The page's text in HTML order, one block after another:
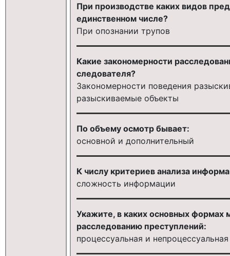
При производстве каких видов
единственном числе?
При опознании трупов
Какие закономерности
следователя?
Закономерности поведения
разыскиваемые объекты
По объему осмотр бывает:
основной и дополнительный
К числу критериев анализа
сложность информации
Укажите, в каких основных формах
расследованию преступлений:
процессуальная и непроцессуальная